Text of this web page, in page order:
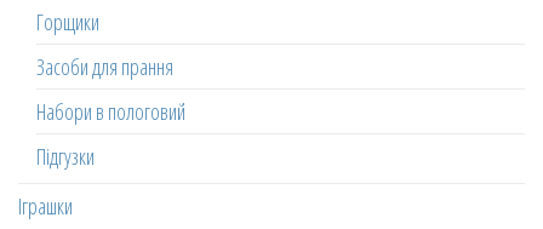
Горщики
Засоби для прання
Набори в пологовий
Підгузки
Іграшки